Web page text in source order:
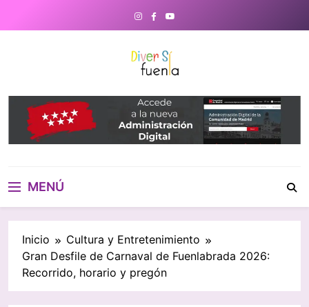
DiverSiFuenla
Diversifuenla – Tu medio digital
de referencia en Fuenlabrada.
Noticias, eventos culturales,
gastronomía y un directorio de
MENÚ
Inicio
Cultura y Entretenimiento
Gran Desfile de Carnaval de Fuenlabrada 2026:
Recorrido, horario y pregón